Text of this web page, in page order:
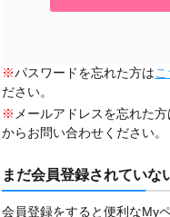
※パスワードを忘れた方は
ださい。
※ メールアドレスを忘れた
からお問い合わせください。
まだ会員登録されていな
会員登録をすると便利なMy